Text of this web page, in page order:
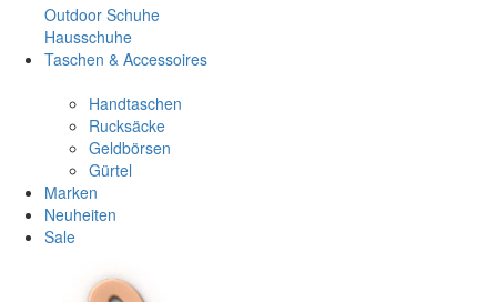
Outdoor Schuhe
Hausschuhe
Taschen & Accessoires
Handtaschen
Rucksäcke
Geldbörsen
Gürtel
Marken
Neuheiten
Sale